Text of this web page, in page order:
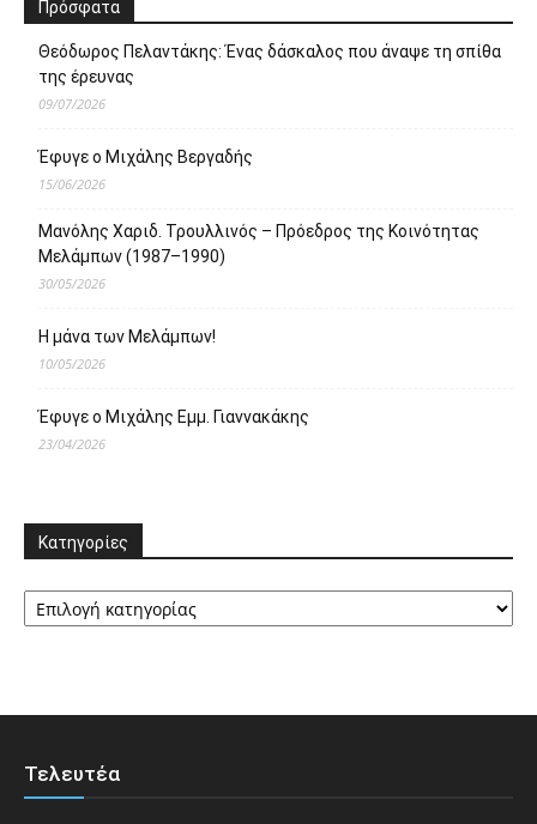
Πρόσφατα
Θεόδωρος Πελαντάκης: Ένας δάσκαλος που άναψε τη σπίθα
της έρευνας
09/07/2026
Έφυγε ο Μιχάλης Βεργαδής
15/06/2026
Μανόλης Χαριδ. Τρουλλινός – Πρόεδρος της Κοινότητας
Μελάμπων (1987–1990)
30/05/2026
Η μάνα των Μελάμπων!
10/05/2026
Έφυγε ο Μιχάλης Εμμ. Γιαννακάκης
23/04/2026
Κατηγορίες
Κατηγορίες
Τελευτέα